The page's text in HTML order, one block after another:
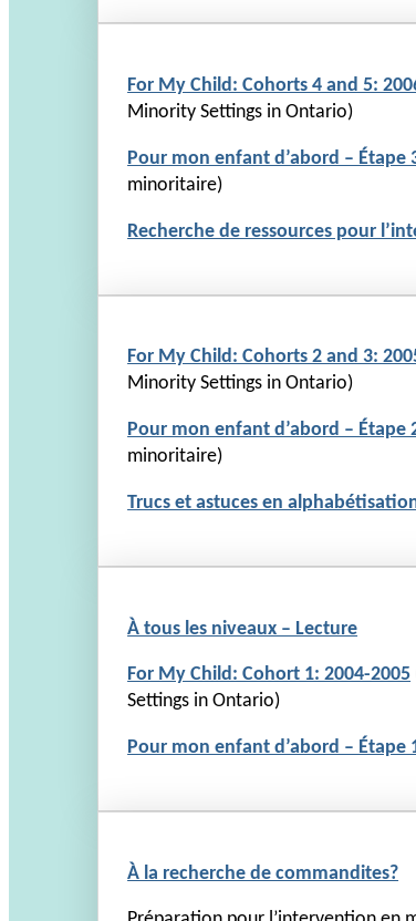
For My Child: Cohorts 4 and 5:
Minority Settings in Ontario)
Pour mon enfant d’abord – Étape
minoritaire)
Recherche de ressources pour
For My Child: Cohorts 2 and 3:
Minority Settings in Ontario)
Pour mon enfant d’abord – Étape
minoritaire)
Trucs et astuces en
À tous les niveaux – Lecture
For My Child: Cohort 1: 2004-2005
Settings in Ontario)
Pour mon enfant d’abord – Étape
À la recherche de commandites?